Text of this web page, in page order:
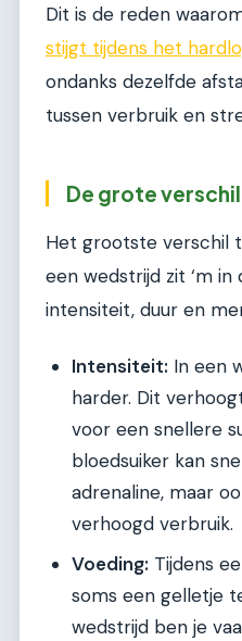
Dit is de reden
stijgt tijdens het
ondanks dezelfde
tussen verbruik en
De grote
Het grootste verschil
een wedstrijd zit ‘m
intensiteit, duur en
Intensiteit: In een
harder. Dit
voor een snellere
bloedsuiker kan
adrenaline, maar
verhoogd verbruik.
Voeding: Tijdens
soms een gelletje
wedstrijd ben je